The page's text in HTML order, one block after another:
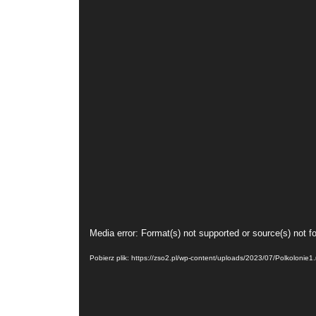
Odtwarzacz
Media error: Format(s) not supported or source(s) not
Pobierz plik: https://zso2.pl/wp-content/uploads/2023/07/